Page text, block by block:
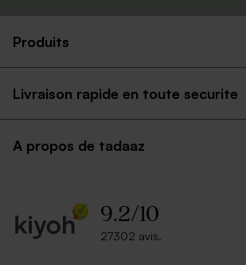
Produits
Livraison rapide en toute securite
A propos de tadaaz
9.2/10
27302 avis.